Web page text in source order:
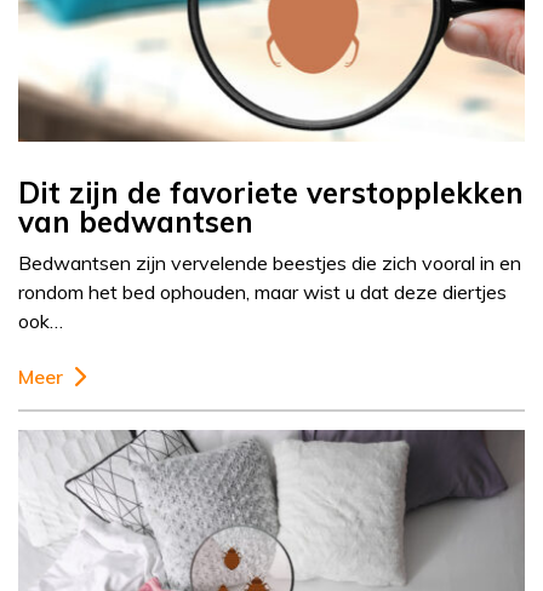
Dit zijn de favoriete verstopplekken
van bedwantsen
Bedwantsen zijn vervelende beestjes die zich vooral in en
rondom het bed ophouden, maar wist u dat deze diertjes
ook…
Meer